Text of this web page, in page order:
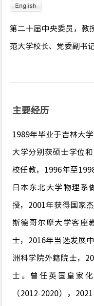
第二十届中央委员，教
范大学校长、党委副书记
主要经历
1989年毕业于吉林大
大学分别获硕士学位
校任教，1996年至
日本东北大学物理系
授，2001年获得国家
斯德哥尔摩大学客座
士，2016年当选发展
洲科学院外籍院士，
士。曾任英国皇家化
（2012-2020），